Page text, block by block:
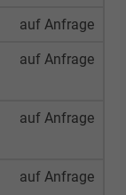
auf Anfrage
auf Anfrage
auf Anfrage
auf Anfrage